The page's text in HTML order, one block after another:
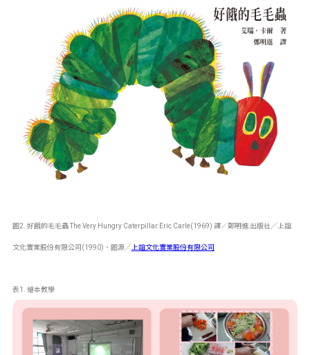
圖2. 好餓的毛毛蟲 The Very Hungry Caterpillar Eric Carle(1969) 譯／鄭明進 出版社／上誼
文化實業股份有限公司(1990)、圖源／ 上誼文化實業股份有限公司
表1. 繪本教學